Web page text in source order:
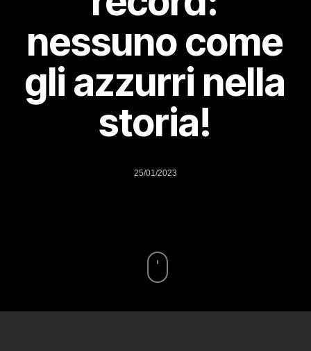
nessuno come
gli azzurri nella
storia!
25/01/2023